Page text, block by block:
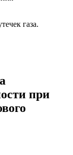
газа.
при